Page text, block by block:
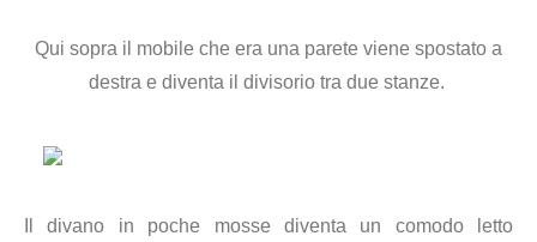
Qui sopra il mobile che era una parete viene spostato a
destra e diventa il divisorio tra due stanze.
Il divano in poche mosse diventa un comodo letto